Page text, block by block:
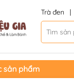
Trà đen |
sản phẩm